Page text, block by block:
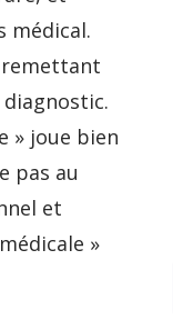
médical.
remettant
» joue bien
pas au
et
»